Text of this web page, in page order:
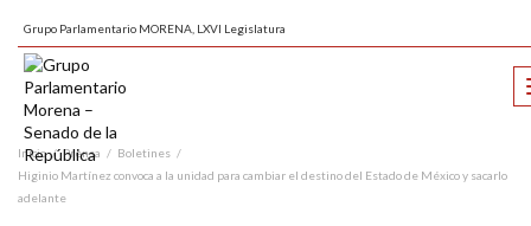
Grupo Parlamentario MORENA, LXVI Legislatura
Inicio Prensa
Boletines
Higinio Martínez convoca a la unidad para cambiar el destino del Estado de México y sacarlo
adelante